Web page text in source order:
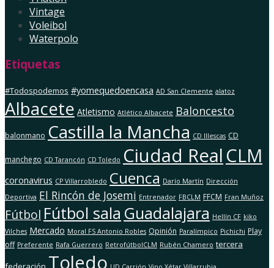
Vintage
Voleibol
Waterpolo
Etiquetas
#Todospodemos #yomequedoencasa AD San Clemente alatoz
Albacete Atletismo Atlético Albacete Baloncesto
balonmano Castilla la Mancha CD Illescas CD
manchego CD Tarancón CD Toledo Ciudad Real CLM
coronavirus CP Villarrobledo Cuenca Darío Martín Dirección
Deportiva El Rincón de Josemi Entrenador FBCLM FFCM Fran Muñoz
Fútbol Fútbol sala Guadalajara Hellín CF kiko
Vilches Mercado Moral FS Antonio Robles Opinión Paralímpico Pichichi Play
off Preferente Rafa Guerrero RetrofútbolCLM Rubén Chamero tercera
Toledo